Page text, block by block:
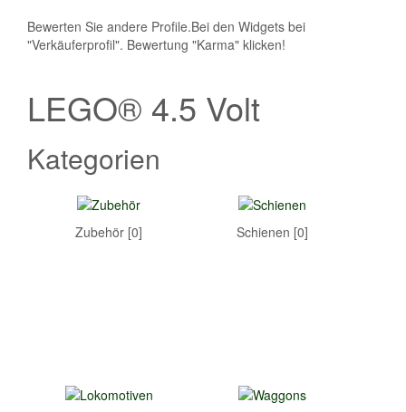
Bewerten Sie andere Profile.Bei den Widgets bei
"Verkäuferprofil". Bewertung "Karma" klicken!
LEGO® 4.5 Volt
Kategorien
Zubehör [0] Schienen [0]